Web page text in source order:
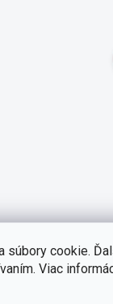
súbory cookie.
Viac